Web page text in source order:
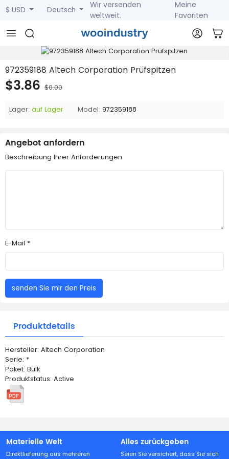
$ USD Deutsch
Wir versenden
weltweit.
Meine
Favoriten
972359188 Altech Corporation Prüfspitzen
$3.86 $0.00
Lager: auf Lager Model: 972359188
Angebot anfordern
Beschreibung Ihrer Anforderungen
E-Mail *
senden Sie mir den Preis
Produktdetails
Hersteller: Altech Corporation
Serie: *
Paket: Bulk
Produktstatus: Active
Materielle Welt
Direktlieferung aus mehreren
Alles zurückgeben
Seien Sie versichert, dass Sie sich